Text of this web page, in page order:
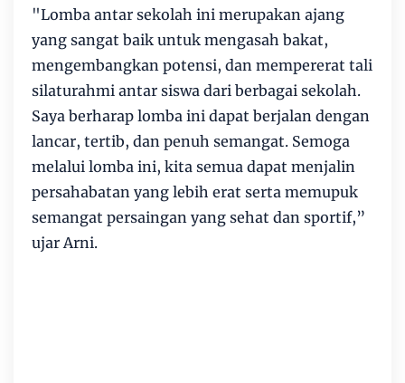
"Lomba antar sekolah ini merupakan ajang
yang sangat baik untuk mengasah bakat,
mengembangkan potensi, dan mempererat tali
silaturahmi antar siswa dari berbagai sekolah.
Saya berharap lomba ini dapat berjalan dengan
lancar, tertib, dan penuh semangat. Semoga
melalui lomba ini, kita semua dapat menjalin
persahabatan yang lebih erat serta memupuk
semangat persaingan yang sehat dan sportif,”
ujar Arni.